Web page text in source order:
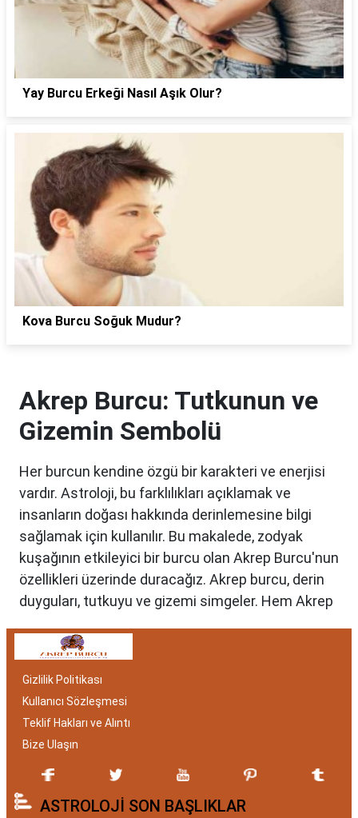
Yay Burcu Erkeği Nasıl Aşık Olur?
Kova Burcu Soğuk Mudur?
Akrep Burcu: Tutkunun ve
Gizemin Sembolü
Her burcun kendine özgü bir karakteri ve enerjisi
vardır. Astroloji, bu farklılıkları açıklamak ve
insanların doğası hakkında derinlemesine bilgi
sağlamak için kullanılır. Bu makalede, zodyak
kuşağının etkileyici bir burcu olan Akrep Burcu'nun
özellikleri üzerinde duracağız. Akrep burcu, derin
duyguları, tutkuyu ve gizemi simgeler. Hem Akrep
bakımından benzersizdir. Ayrıca, hangi aylar
belirlemede etkilidir.
Akrep Burcu Özellikleri:
Gizemli ve Kararlı
Akrep burcu, astrolojide 23 Ekim ile 21 Kasım
tarihleri arasında doğanları ifade eder. Bu
Gizlilik Politikası
Kullanıcı Sözleşmesi
Teklif Hakları ve Alıntı
Bize Ulaşın
ASTROLOJİ SON BAŞLIKLAR